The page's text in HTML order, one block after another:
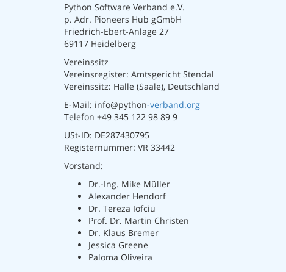
Python Software Verband e.V.
p. Adr. Pioneers Hub gGmbH
Friedrich-Ebert-Anlage 27
69117 Heidelberg
Vereinssitz
Vereinsregister: Amtsgericht Stendal
Vereinssitz: Halle (Saale), Deutschland
E-Mail: info@python-verband.org
Telefon +49 345 122 98 89 9
USt-ID: DE287430795
Registernummer: VR 33442
Vorstand:
Dr.-Ing. Mike Müller
Alexander Hendorf
Dr. Tereza Iofciu
Prof. Dr. Martin Christen
Dr. Klaus Bremer
Jessica Greene
Paloma Oliveira